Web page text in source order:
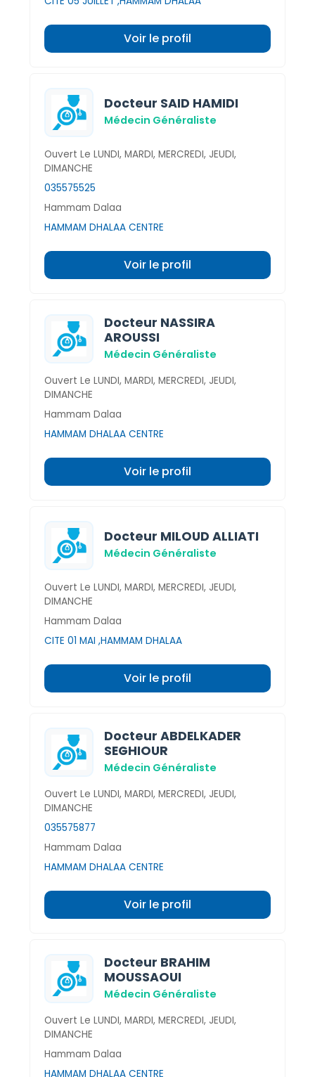
Voir le profil
Docteur SAID HAMIDI
Médecin Généraliste
Ouvert Le LUNDI, MARDI, MERCREDI, JEUDI,
DIMANCHE
035575525
Hammam Dalaa
HAMMAM DHALAA CENTRE
Voir le profil
Docteur NASSIRA
AROUSSI
Médecin Généraliste
Ouvert Le LUNDI, MARDI, MERCREDI, JEUDI,
DIMANCHE
Hammam Dalaa
HAMMAM DHALAA CENTRE
Voir le profil
Docteur MILOUD ALLIATI
Médecin Généraliste
Ouvert Le LUNDI, MARDI, MERCREDI, JEUDI,
DIMANCHE
Hammam Dalaa
CITE 01 MAI ,HAMMAM DHALAA
Voir le profil
Docteur ABDELKADER
SEGHIOUR
Médecin Généraliste
Ouvert Le LUNDI, MARDI, MERCREDI, JEUDI,
DIMANCHE
035575877
Hammam Dalaa
HAMMAM DHALAA CENTRE
Voir le profil
Docteur BRAHIM
MOUSSAOUI
Médecin Généraliste
Ouvert Le LUNDI, MARDI, MERCREDI, JEUDI,
DIMANCHE
Hammam Dalaa
HAMMAM DHALAA CENTRE